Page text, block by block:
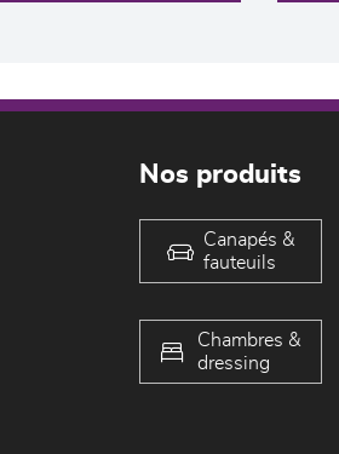
Nos produits
Canapés &
fauteuils
Chambres &
dressing